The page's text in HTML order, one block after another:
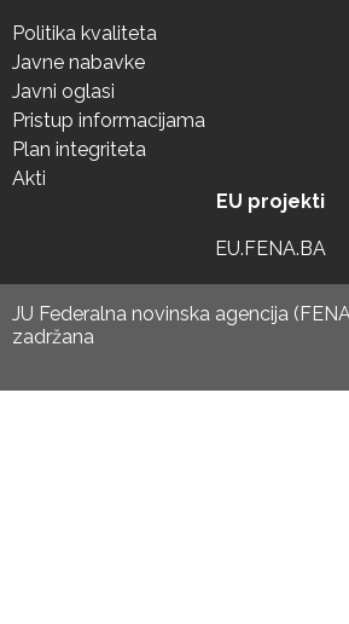
Politika kvaliteta
Javne nabavke
Javni oglasi
Pristup informacijama
Plan integriteta
Akti
EU projekti
EU.FENA.BA
JU Federalna novinska agencija
zadržana